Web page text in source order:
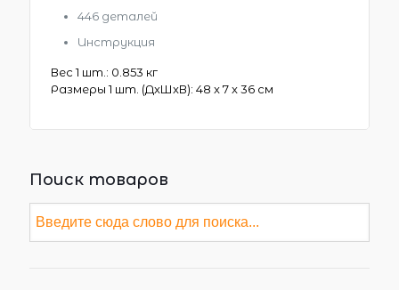
446 деталей
Инструкция
Вес 1 шт.: 0.853 кг
Размеры 1 шт. (ДxШxВ): 48 x 7 x 36 см
Поиск товаров